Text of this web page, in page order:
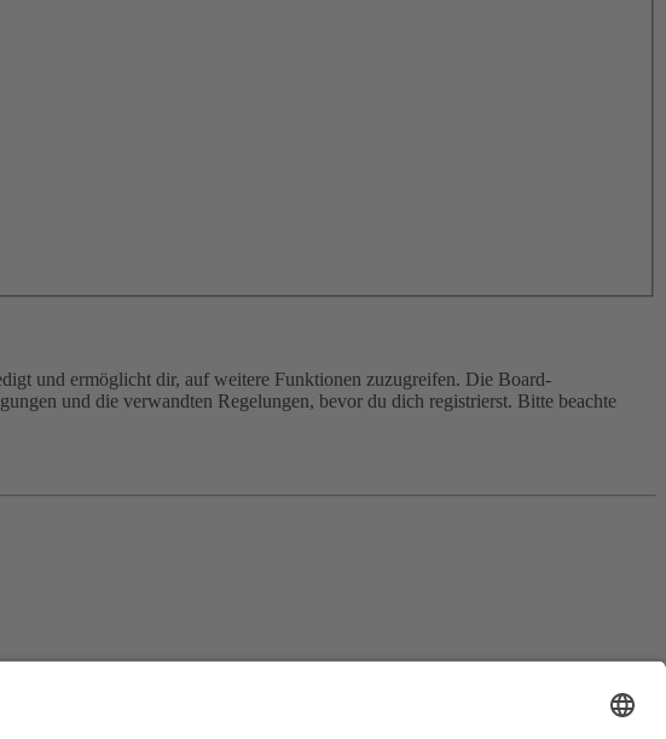
und ermöglicht dir, auf weitere Funktionen zuzugreifen. Die Board-
und die verwandten Regelungen, bevor du dich registrierst. Bitte beachte